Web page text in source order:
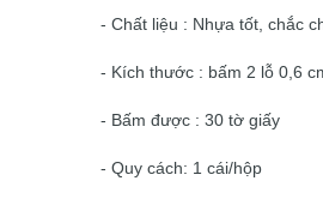
- Chất liệu : Nhựa tốt, chắc
- Kích thước : bấm 2 lỗ 0,6
- Bấm được : 30 tờ giấy
- Quy cách: 1 cái/hộp